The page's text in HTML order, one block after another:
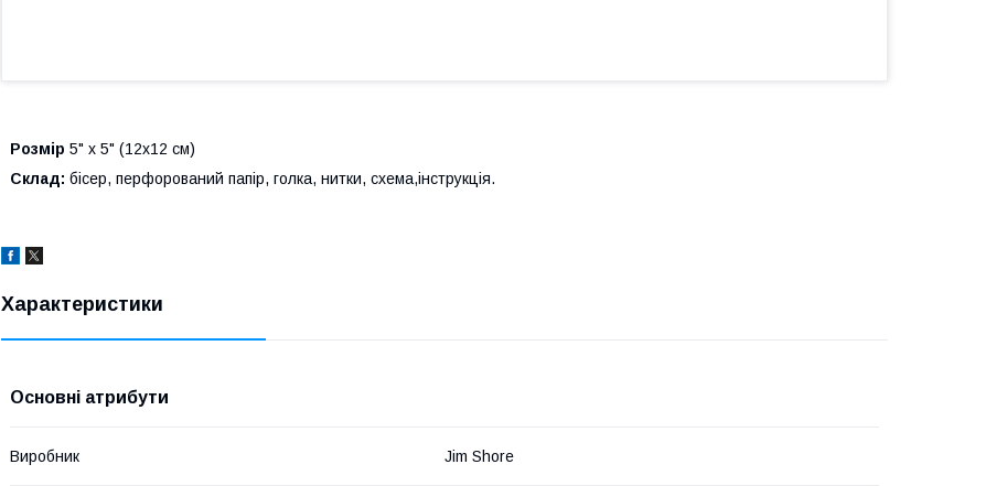
Розмір 5" x 5" (12х12 см)
Склад: бісер, перфорований папір, голка, нитки, схема,інструкція.
Характеристики
Основні атрибути
Виробник Jim Shore